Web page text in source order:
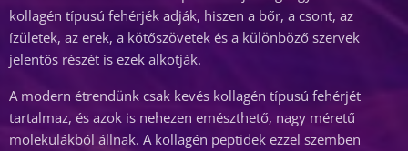
kollagén típusú fehérjék adják, hiszen a bőr, a csont, az
ízületek, az erek, a kötőszövetek és a különböző szervek
jelentős részét is ezek alkotják.
A modern étrendünk csak kevés kollagén típusú fehérjét
tartalmaz, és azok is nehezen emészthető, nagy méretű
molekulákból állnak. A kollagén peptidek ezzel szemben